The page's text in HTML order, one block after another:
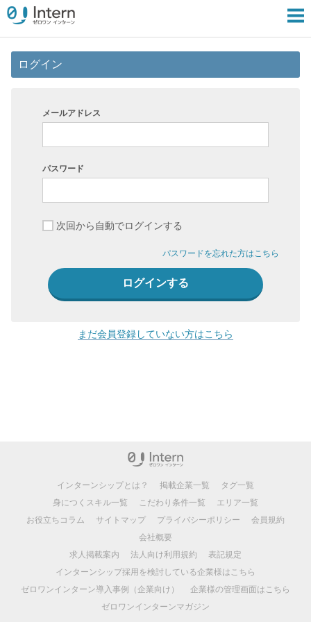
ログイン
メールアドレス
パスワード
次回から自動でログインする
パスワードを忘れた方はこちら
まだ会員登録していない方はこちら
インターンシップとは？ 掲載企業一覧
タグ一覧
身につくスキル一覧
こだわり条件一覧
エリア一覧
お役立ちコラム
サイトマップ プライバシーポリシー
会員規約
会社概要
求人掲載案内
法人向け利用規約
表記規定
インターンシップ採用を検討している企業様はこちら
ゼロワンインターン導入事例（企業向け）
企業様の管理画面はこちら
ゼロワンインターンマガジン